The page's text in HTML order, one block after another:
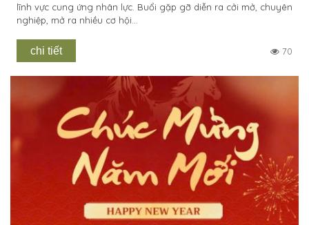
lĩnh vực cung ứng nhân lực. Buổi gặp gỡ diễn ra cởi mở, chuyên
nghiệp, mở ra nhiều cơ hội...
chi tiết 70